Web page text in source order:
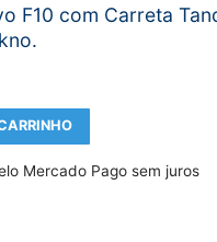
F10 com Carreta
Mercado Pago sem juros